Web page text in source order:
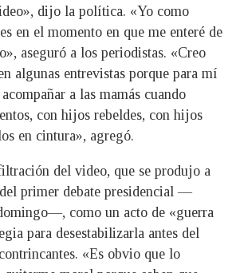
dijo la política. «Yo como
en el momento en que me enteré de
aseguró a los periodistas. «Creo
algunas entrevistas porque para mí
a las mamás cuando
con hijos rebeldes, con hijos
en cintura», agregó.
del video, que se produjo a
primer debate presidencial —
como un acto de «guerra
para desestabilizarla antes del
«Es obvio que lo